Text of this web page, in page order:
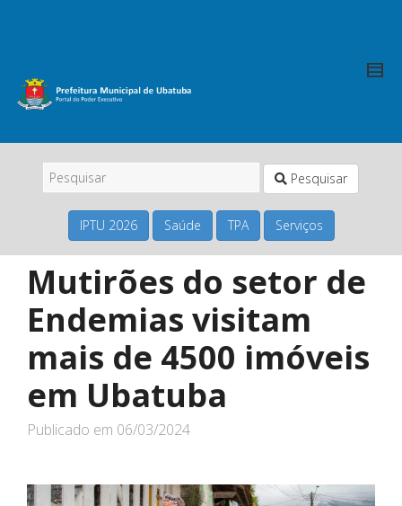
Pesquisar
IPTU 2026 Saúde TPA Serviços
Mutirões do setor de
Endemias visitam
mais de 4500 imóveis
em Ubatuba
Publicado em 06/03/2024